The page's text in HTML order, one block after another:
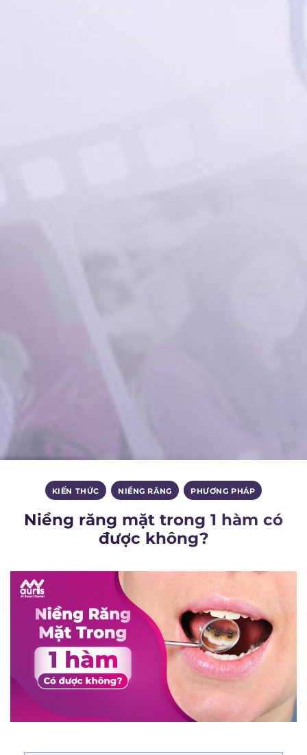
KIẾN THỨC , NIỀNG RĂNG , PHƯƠNG PHÁP
Niềng răng mặt trong 1 hàm có
được không?